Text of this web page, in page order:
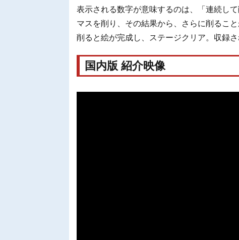
表示される数字が意味するのは、「連続し
マスを削り、その結果から、さらに削るこ
削ると絵が完成し、ステージクリア。収録
国内版 紹介映像